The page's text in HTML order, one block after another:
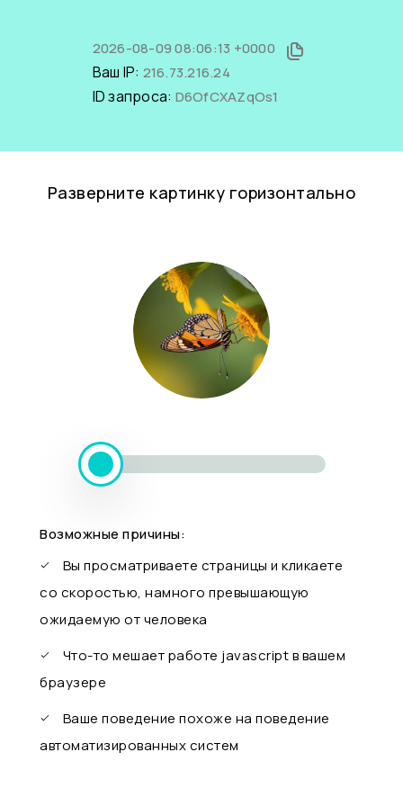
2026-08-09 08:06:13 +0000
Ваш IP: 216.73.216.24
ID запроса: D6OfCXAZqOs1
Разверните картинку горизонтально
Возможные причины:
Вы просматриваете страницы и кликаете
со скоростью, намного превышающую
ожидаемую от человека
Что-то мешает работе javascript в вашем
браузере
Ваше поведение похоже на поведение
автоматизированных систем